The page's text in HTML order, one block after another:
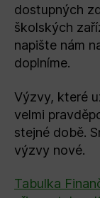
dostupných
školských
napište nám
doplníme.
Výzvy, které
velmi
stejné době.
výzvy nové.
Tabulka